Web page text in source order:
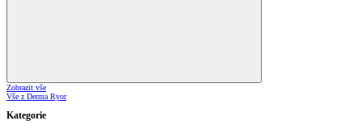
Zobrazit vše
Vše z Derma Ryor
Kategorie